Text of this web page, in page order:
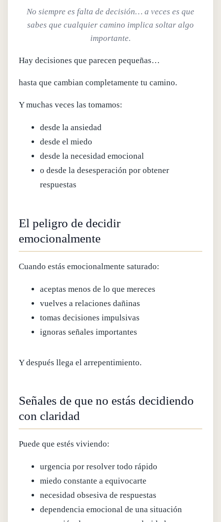
No siempre es falta de decisión… a veces es que
sabes que cualquier camino implica soltar algo
importante.
Hay decisiones que parecen pequeñas…
hasta que cambian completamente tu camino.
Y muchas veces las tomamos:
desde la ansiedad
desde el miedo
desde la necesidad emocional
o desde la desesperación por obtener
respuestas
El peligro de decidir
emocionalmente
Cuando estás emocionalmente saturado:
aceptas menos de lo que mereces
vuelves a relaciones dañinas
tomas decisiones impulsivas
ignoras señales importantes
Y después llega el arrepentimiento.
Señales de que no estás decidiendo
con claridad
Puede que estés viviendo:
urgencia por resolver todo rápido
miedo constante a equivocarte
necesidad obsesiva de respuestas
dependencia emocional de una situación